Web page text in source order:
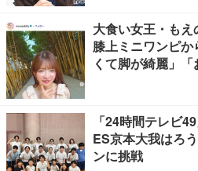
大食い女王・もえ
膝上ミニワンピ
くて脚が綺麗」「
「24時間テレビ
ES京本大我はろ
ンに挑戦